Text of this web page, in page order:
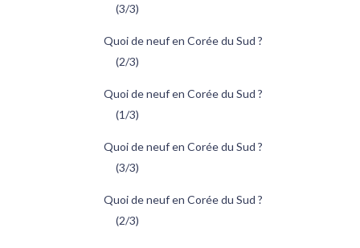
(3/3)
Quoi de neuf en Corée du Sud ?
(2/3)
Quoi de neuf en Corée du Sud ?
(1/3)
Quoi de neuf en Corée du Sud ?
(3/3)
Quoi de neuf en Corée du Sud ?
(2/3)